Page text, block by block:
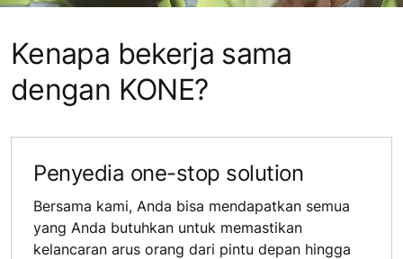
Kenapa bekerja sama
dengan KONE?
Penyedia one-stop solution
Bersama kami, Anda bisa mendapatkan semua
yang Anda butuhkan untuk memastikan
kelancaran arus orang dari pintu depan hingga